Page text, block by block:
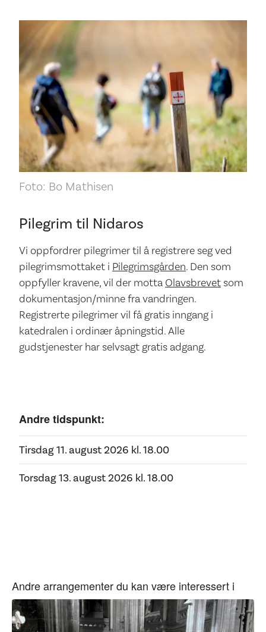
Foto: Bo Mathisen
Pilegrim til Nidaros
Vi oppfordrer pilegrimer til å registrere seg ved
pilegrimsmottaket i Pilegrimsgården. Den som
oppfyller kravene, vil der motta Olavsbrevetsom
dokumentasjon/minne fra vandringen.
Registrerte pilegrimer vil få gratis inngang i
katedralen i ordinær åpningstid. Alle
gudstjenester har selvsagt gratis adgang.
Andre tidspunkt:
Tirsdag 11. august 2026 kl.18.00
Torsdag 13. august 2026 kl.18.00
Andre arrangementer du kan være interessert i